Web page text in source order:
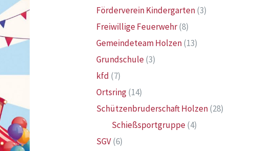
Förderverein Kindergarten(3)
Freiwillige Feuerwehr(8)
Gemeindeteam Holzen(13)
Grundschule(3)
kfd (7)
Ortsring(14)
Schützenbruderschaft Holzen(28)
Schießsportgruppe(4)
SGV(6)